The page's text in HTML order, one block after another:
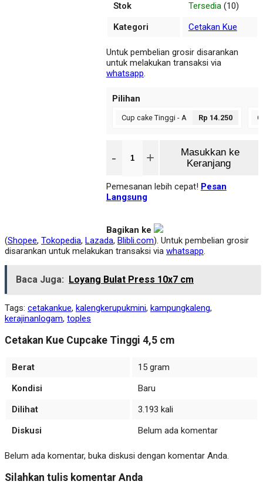
Stok
Tersedia(10)
Kategori
Cetakan Kue
Untuk pembelian grosir disarankan
untuk melakukan transaksi via
whatsapp.
Pilihan
Cup cake Tinggi - A Rp 14.250
- +
Masukkan ke
Keranjang
Pemesanan lebih cepat! Pesan
Langsung
Bagikan ke
(Shopee, Tokopedia, Lazada, Blibli.com). Untuk pembelian grosir
disarankan untuk melakukan transaksi via whatsapp.
Baca Juga: Loyang Bulat Press 10x7 cm
Tags: cetakankue, kalengkerupukmini, kampungkaleng,
kerajinanlogam, toples
Cetakan Kue Cupcake Tinggi 4,5 cm
Berat
15 gram
Kondisi
Baru
Dilihat
3.193 kali
Diskusi
Belum ada komentar
Belum ada komentar, buka diskusi dengan komentar Anda.
Silahkan tulis komentar Anda